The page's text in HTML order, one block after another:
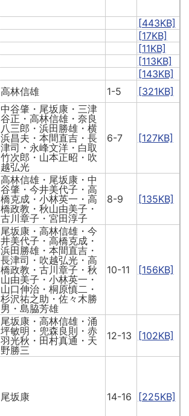
[443KB]
[17KB]
[11KB]
[113KB]
[143KB]
高林信雄 1-5 [321KB]
中谷肇・尾坂康・三津
谷正・高林信雄・奈良
八三郎・浜田勝雄・横
浜昌夫・本間直吉・長
津司・永峰文洋・白取
竹次郎・山本正昭・吹
越弘光
6-7 [127KB]
高林信雄・尾坂康・中
谷肇・今井美代子・高
橋克成・小林英一・高
橋政教・秋山由美子・
古川章子・宮田淳子
8-9 [135KB]
尾坂康・高林信雄・今
井美代子・高橋克成・
浜田勝雄・本間直吉・
長津司・吹越弘光・高
橋政教・古川章子・秋
山由美子・小林英一・
山口伸治・桐原慎二・
杉沢祐之助・佐々木勝
男・島脇芳雄
10-11 [156KB]
尾坂康・高林信雄・涌
坪敏明・兜森良則・赤
羽光秋・田村真通・天
野勝三
12-13 [102KB]
尾坂康 14-16 [225KB]